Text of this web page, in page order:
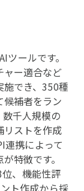
ールです。
ャー適合など
でき、350種
補者をラン
千人規模の
リストを作成
連携によって
特徴です。
、機能性評
ト作成から採